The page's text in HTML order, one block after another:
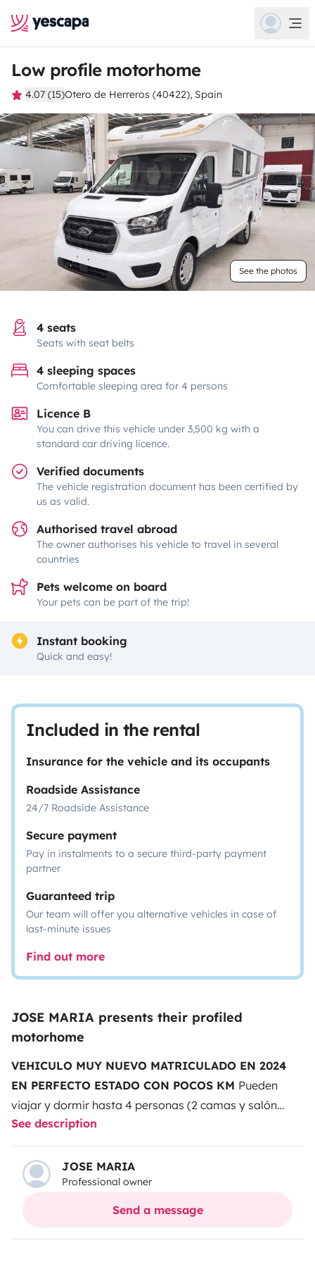
Low profile motorhome
4.07 (15)Otero de Herreros (40422), Spain
See the photos
4 seats
Seats with seat belts
4 sleeping spaces
Comfortable sleeping area for 4 persons
Licence B
You can drive this vehicle under 3,500 kg with a
standard car driving licence.
Verified documents
The vehicle registration document has been certified by
us as valid.
Authorised travel abroad
The owner authorises his vehicle to travel in several
countries
Pets welcome on board
Your pets can be part of the trip!
Instant booking
Quick and easy!
Included in the rental
Insurance for the vehicle and its occupants
Roadside Assistance
24/7 Roadside Assistance
Secure payment
Pay in instalments to a secure third-party payment
partner
Guaranteed trip
Our team will offer you alternative vehicles in case of
last-minute issues
Find out more
JOSE MARIA presents their profiled
motorhome
VEHICULO MUY NUEVO MATRICULADO EN 2024
EN PERFECTO ESTADO CON POCOS KM Pueden
viajar y dormir hasta 4 personas (2 camas y salón
convertible).Esta autocaravana es perfecta para
clientes que quieren tener su primera experiencia con
autocaravanas, además te asesoramos antes y
durante tu viaje.CARACTERÍSTICAS:
automático. (Gas, Calefacción, Agua caliente,
con ducha y WC separados por una mampara, cama
See description
JOSE MARIA
Professional owner
Send a message